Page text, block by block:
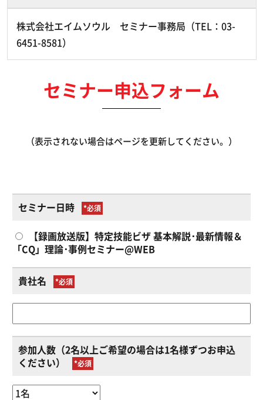
株式会社エイムソウル セミナー事務局（TEL：03-
6451-8581）
セミナー申込フォーム
（表示されない場合はページを更新してください。）
セミナー日時 *
【録画放送版】特定技能ビザ 基本解説･最新情報＆
「CQ」理論･事例セミナー@WEB
貴社名 *
参加人数（2名以上ご希望の場合は1名様ずつお申込
ください）
*